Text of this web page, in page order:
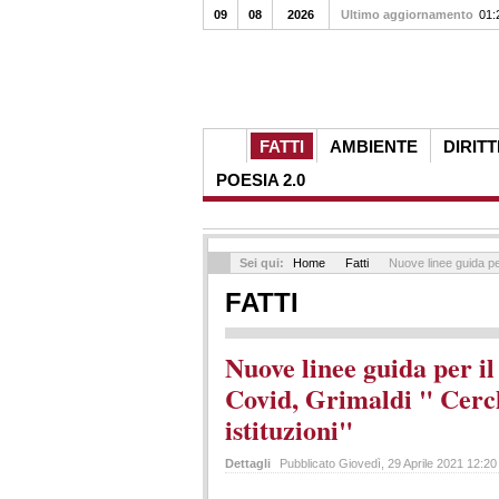
FATTI AMBIENTE
POESIA 2.0
09 08 2026 Ultimo aggiornamento
Sei qui: Home Fatti Nuove linee guida
FATTI
Nuove linee guida per
Covid, Grimaldi "
istituzioni"
Dettagli Pubblicato Giovedì, 29 Aprile 2021 12:20